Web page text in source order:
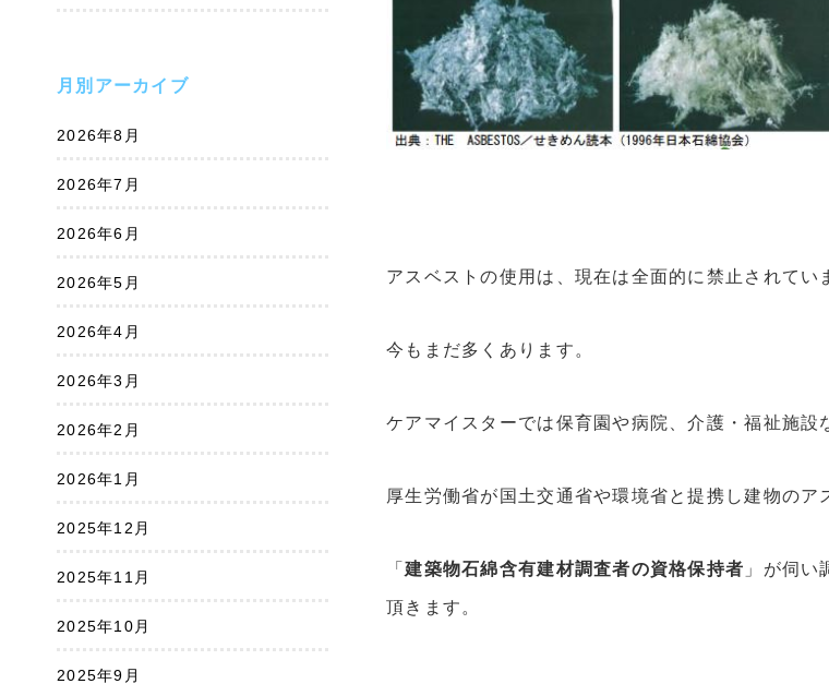
月別アーカイブ
2026年8月
2026年7月
2026年6月
2026年5月
2026年4月
2026年3月
2026年2月
2026年1月
2025年12月
2025年11月
2025年10月
2025年9月
アスベストの使用は、現在は全面的に禁止されて
今もまだ多くあります。
ケアマイスターでは保育園や病院、介護・福祉施設
厚生労働省が国土交通省や環境省と提携し建物のア
「建築物石綿含有建材調査者の資格保持者 」が伺い
頂きます。